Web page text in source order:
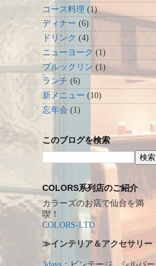
コース料理 (1)
ディナー (6)
ドリンク (4)
ニューヨーク (1)
ブルックリン (1)
ランチ (6)
新メニュー (10)
忘年会 (1)
このブログを検索
COLORS系列店のご紹介
カラーズのお店で仙台を満
喫！
COLORS-LTD.
≫インテリア＆アクセサリー